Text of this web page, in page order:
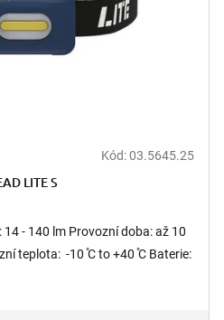
Kód:03.5645.25
LITE S
- 140 lm Provozní doba: až 10
teplota: -10 ̊C to +40 ̊C Baterie: